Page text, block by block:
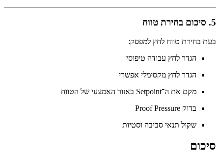
5. סיכום בחירת טווח
בעת בחירת טווח לחץ למפסק:
הגדר לחץ עבודה טיפוסי
הגדר לחץ מקסימלי אפשרי
מקם את ה־Setpoint באזור האמצעי של הטווח
בדוק Proof Pressure
שקול תנאי סביבה וסטיות
סיכום